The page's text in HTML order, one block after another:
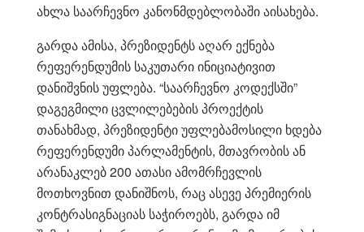
ახლა საარჩევნო კანონმდებლობაში აისახება.
გარდა ამისა, პრეზიდენტს აღარ ექნება
რეფერენდუმის საკუთარი ინიციატივით
დანიშვნის უფლება. “საარჩევნო კოდექსში”
დაგეგმილი ცვლილებების პროექტის
თანახმად, პრეზიდენტი უფლებამოსილი ხდება
რეფერენდუმი პარლამენტის, მთავრობის ან
არანაკლებ 200 ათასი ამომრჩევლის
მოთხოვნით დანიშნოს, რაც ასევე პრემიერის
კონტრასიგნაციას საჭიროებს, გარდა იმ